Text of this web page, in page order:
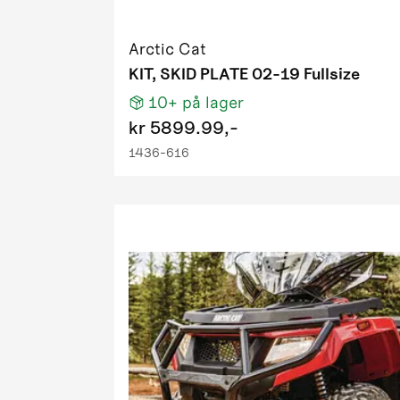
2009 500
2009 650
2009 700
2009 700
2009 700
2010
2010
2010
2010 1000
2010 550
2010 550
Arctic Cat
KIT, SKID PLATE 02-19 Fullsize
10+ på lager
kr 5899.99,-
1436-616